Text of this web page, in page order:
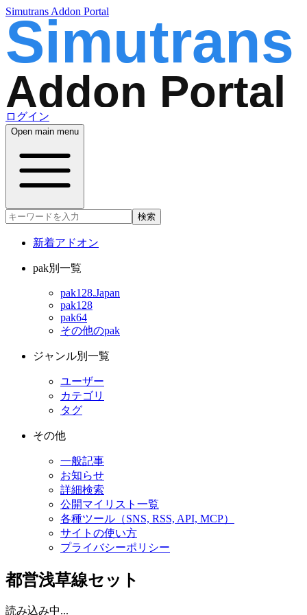
Simutrans Addon Portal
ログイン
Open main menu
検索
新着アドオン
pak別一覧
pak128.Japan
pak128
pak64
その他のpak
ジャンル別一覧
ユーザー
カテゴリ
タグ
その他
一般記事
お知らせ
詳細検索
公開マイリスト一覧
各種ツール（SNS, RSS, API, MCP）
サイトの使い方
プライバシーポリシー
都営浅草線セット
読み込み中...